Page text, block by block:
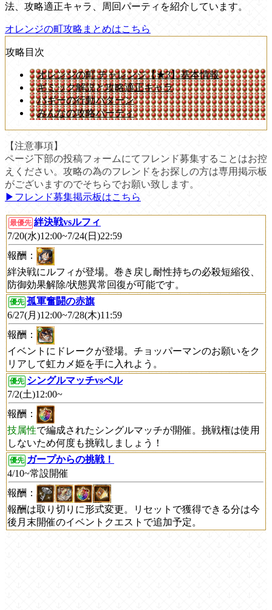
法、攻略適正キャラ、周回パーティを紹介しています。
オレンジの町攻略まとめはこちら
攻略目次
オレンジの町 チャレンジ【★3】基本情報
ギミック解説と攻略適正キャラ
バギーの行動パターン
みんなの攻略パーティ
【注意事項】
ページ下部の投稿フォームにてフレンド募集することはお控
えください。攻略の為のフレンドをお探しの方は専用掲示板
がございますのでそちらでお願い致します。
▶︎フレンド募集掲示板はこちら
最優先 絆決戦vsルフィ
7/20(水)12:00~7/24(日)22:59
報酬：
絆決戦にルフィが登場。巻き戻し耐性持ちの必殺短縮役、
防御効果解除/状態異常回復が可能です。
優先 孤軍奮闘の赤旗
6/27(月)12:00~7/28(木)11:59
報酬：
イベントにドレークが登場。チョッパーマンのお願いをク
リアして虹カメ姫を手に入れよう。
優先 シングルマッチvsペル
7/2(土)12:00~
報酬：
技属性で編成されたシングルマッチが開催。挑戦権は使用
しないため何度も挑戦しましょう！
優先 ガープからの挑戦！
4/10~常設開催
報酬：
報酬は取り切りに形式変更。リセットで獲得できる分は今
後月末開催のイベントクエストで追加予定。